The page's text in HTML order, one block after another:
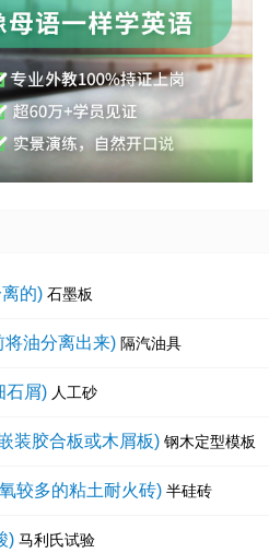
的) 石墨板
将油分离出来) 隔汽油具
石屑) 人工砂
装胶合板或木屑板) 钢木定型模板
较多的粘土耐火砖) 半硅砖
) 马利氏试验